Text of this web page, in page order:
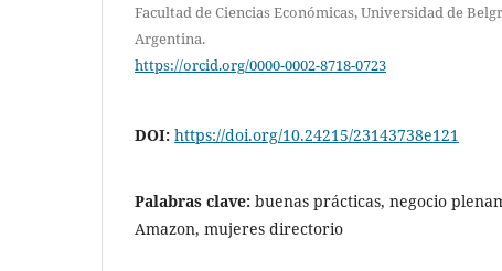
Facultad de Ciencias Económicas, Universidad de
Argentina.
https://orcid.org/0000-0002-8718-0723
DOI: https://doi.org/10.24215/23143738e121
Palabras clave: buenas prácticas, negocio
Amazon, mujeres directorio